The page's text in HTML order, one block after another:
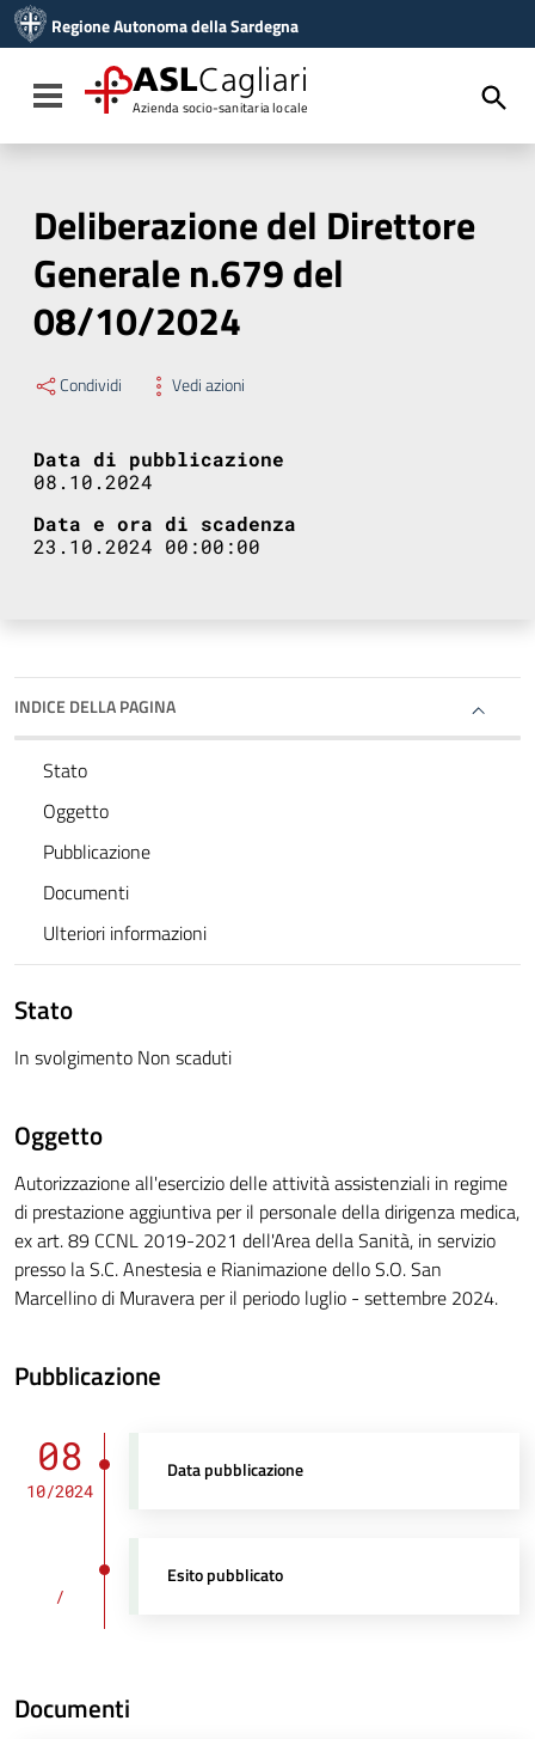
Vai al menu di navigazione
Vai al footer
Regione Autonoma della Sardegna
Toggle navigation
ASLCagliari
Azienda socio-sanitaria locale
Deliberazione del Direttore
Generale n.679 del
08/10/2024
Condividi Vedi azioni
Data di pubblicazione
08.10.2024
Data e ora di scadenza
23.10.2024 00:00:00
INDICE DELLA PAGINA
Stato
Oggetto
Pubblicazione
Documenti
Ulteriori informazioni
Stato
In svolgimento Non scaduti
Oggetto
Autorizzazione all'esercizio delle attività assistenziali in regime
di prestazione aggiuntiva per il personale della dirigenza medica,
ex art. 89 CCNL 2019-2021 dell'Area della Sanità, in servizio
presso la S.C. Anestesia e Rianimazione dello S.O. San
Marcellino di Muravera per il periodo luglio - settembre 2024.
Pubblicazione
08
10/2024
Data pubblicazione
/
Esito pubblicato
Documenti